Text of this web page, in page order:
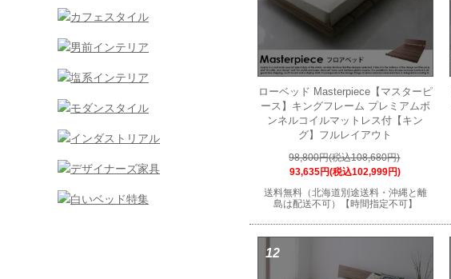
ローベッド Masterpiece【マスターピ
ース】キングフレーム プレミアムボ
ンネルコイルマットレス付【キン
グ】フルレイアウト
98,800円(税込108,680円)
93,635円(税込102,999円)
送料無料（北海道別途送料・沖縄と離
島は配送不可）【時間指定不可】
12